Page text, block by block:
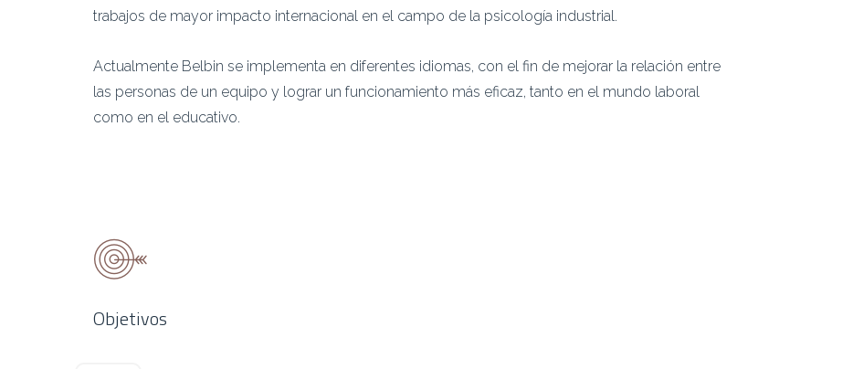
trabajos de mayor impacto internacional en el campo de la psicología industrial.
Actualmente Belbin se implementa en diferentes idiomas, con el fin de mejorar la relación entre
las personas de un equipo y lograr un funcionamiento más eficaz, tanto en el mundo laboral
como en el educativo.
Objetivos